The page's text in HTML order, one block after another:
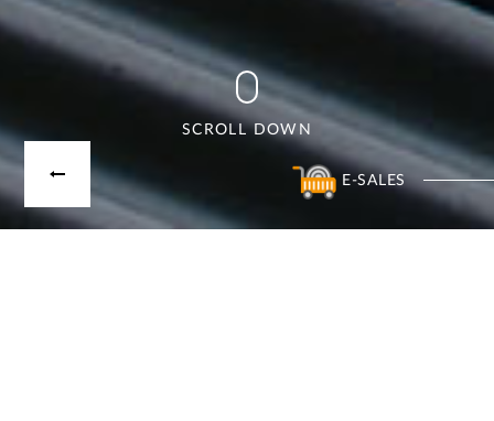
E-SALES
SCROLL DOWN